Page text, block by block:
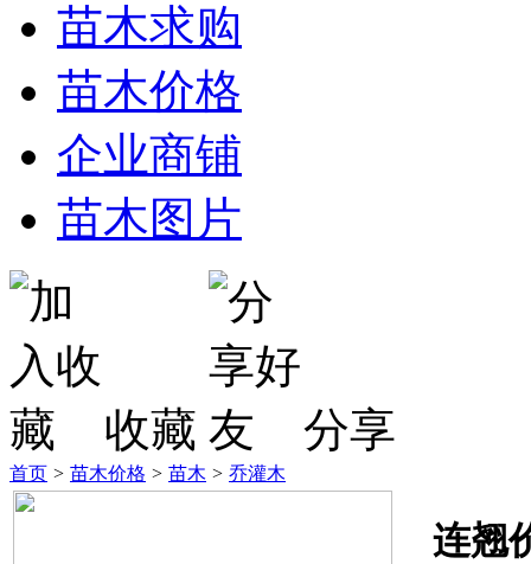
苗木求购
苗木价格
企业商铺
苗木图片
收藏 分享
首页 > 苗木价格 > 苗木 > 乔灌木
连翘